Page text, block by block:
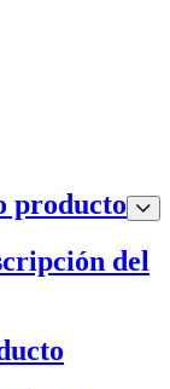
producto
del